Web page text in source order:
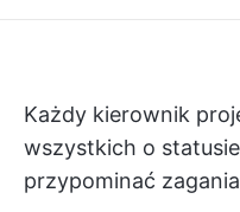
Każdy kierownik
wszystkich o
przypominać